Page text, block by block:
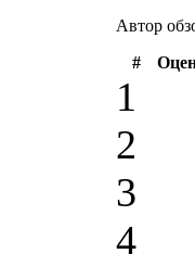
Автор
#
1
2
3
4